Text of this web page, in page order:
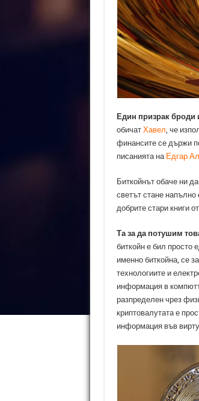
Един призрак броди
обичат Хавел, че
финансите се държи
писанията на Едгар
Биткойнът обаче ни
светът стане
добрите стари книги
Та за да потушим
биткойн е бил просто
именно биткойна, се
технологиите и
информация в
разпределен чрез
криптовалутата е
информация във